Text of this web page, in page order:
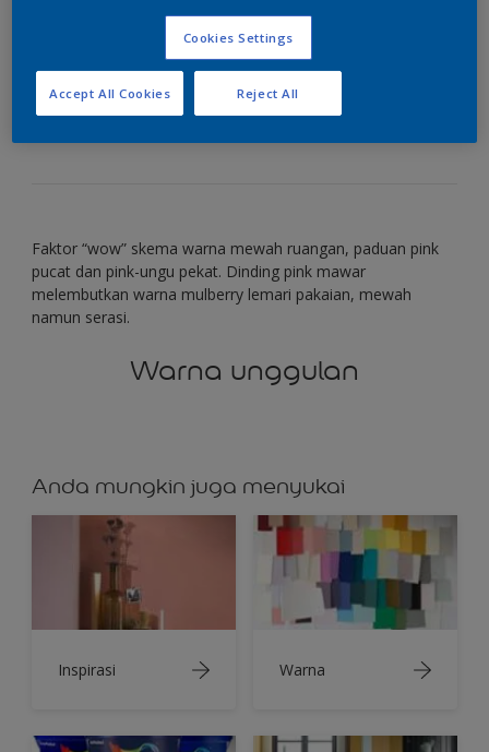
penuh gaya
Ciptakan tampilan mewah dengan warna pink
mawar dan mulberry yang kaya.
Faktor “wow” skema warna mewah ruangan, paduan pink
pucat dan pink-ungu pekat. Dinding pink mawar
melembutkan warna mulberry lemari pakaian, mewah
namun serasi.
Warna unggulan
Anda mungkin juga menyukai
Inspirasi Warna
Cookies Settings
Reject All
Accept All Cookies